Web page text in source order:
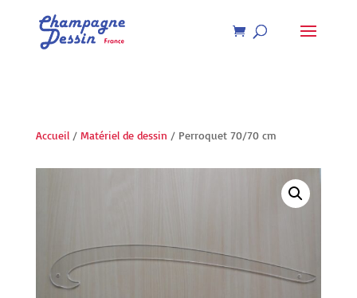
Accueil/ Matériel de dessin / Perroquet 70/70 cm